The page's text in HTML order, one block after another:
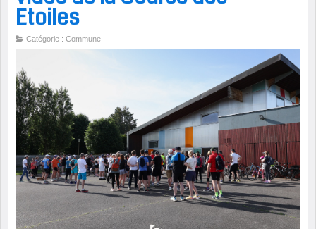
Etoiles
Catégorie : Commune